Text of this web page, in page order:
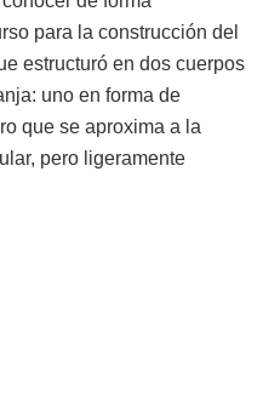
para la construcción del
estructuró en dos cuerpos
uno en forma de
que se aproxima a la
pero ligeramente